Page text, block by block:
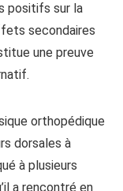
positifs sur la
secondaires
une preuve
orthopédique
dorsales à
à plusieurs
a rencontré en